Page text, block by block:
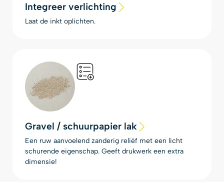
Integreer verlichting
Laat de inkt oplichten.
Gravel / schuurpapier lak
Een ruw aanvoelend zanderig reliëf met een licht
schurende eigenschap. Geeft drukwerk een extra
dimensie!